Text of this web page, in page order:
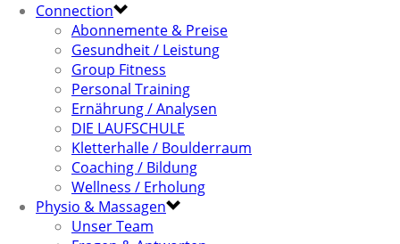
Connection
Abonnemente & Preise
Gesundheit / Leistung
Group Fitness
Personal Training
Ernährung / Analysen
DIE LAUFSCHULE
Kletterhalle / Boulderraum
Coaching / Bildung
Wellness / Erholung
Physio & Massagen
Unser Team